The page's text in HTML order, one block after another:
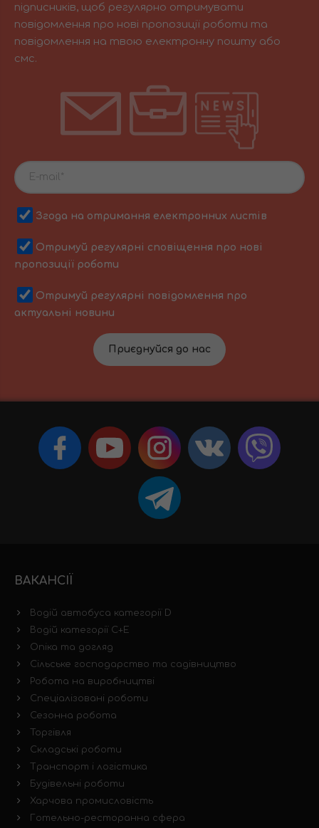
підписників, щоб регулярно отримувати
повідомлення про нові пропозиції роботи та
повідомлення на твою електронну пошту або
смс.
Згода на отримання електронних листів
Отримуй регулярні сповіщення про нові
пропозиції роботи
Отримуй регулярні повідомлення про
актуальні новини
Приєднуйся до нас
ВАКАНСІЇ
Водій автобуса категорії D
Водій категорії C+E
Опіка та догляд
Сільське господарство та садівництво
Робота на виробництві
Спеціалізовані роботи
Сезонна робота
Торгівля
Складські роботи
Транспорт і логістика
Будівельні роботи
Харчова промисловість
Готельно-ресторанна сфера